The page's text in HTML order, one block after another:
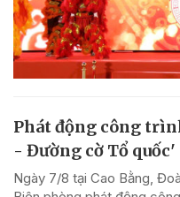
Phát động công
- Đường cờ Tổ quốc'
Ngày 7/8 tại Cao Bằng,